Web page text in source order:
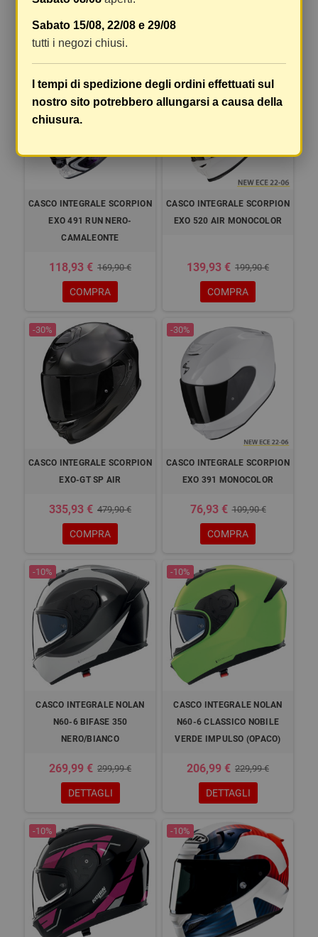
149,90 €
COMPRA
CASCO INTEGRALE SCORPION
EXO 491 RUN NERO-
CAMALEONTE
118,93 € 169,90 €
COMPRA
CASCO INTEGRALE SCORPION
EXO 520 AIR MONOCOLOR
139,93 € 199,90 €
COMPRA
-30%
CASCO INTEGRALE SCORPION
EXO-GT SP AIR
335,93 € 479,90 €
COMPRA
-30%
CASCO INTEGRALE SCORPION
EXO 391 MONOCOLOR
76,93 € 109,90 €
COMPRA
-10%
CASCO INTEGRALE NOLAN
N60-6 BIFASE 350
NERO/BIANCO
269,99 € 299,99 €
DETTAGLI
-10%
CASCO INTEGRALE NOLAN
N60-6 CLASSICO NOBILE
VERDE IMPULSO (OPACO)
206,99 € 229,99 €
DETTAGLI
-10% -10%
Sabato 15/08, 22/08 e 29/08
tutti i negozi chiusi.
I tempi di spedizione degli ordini effettuati sul
nostro sito potrebbero allungarsi a causa della
chiusura.